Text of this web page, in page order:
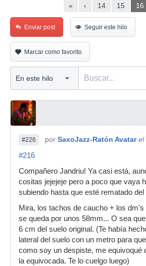
« ‹ 14 15 16
Enviar post Seguir este hilo
Marcar como favorito
#226 por SaxoJazz-Ratón Avatar el
#216
Compañero Jandriu! Ya casi está,
cositas jejejeje pero a poco que vaya
subiendo hasta que esté rematado del
Mira, los tachos de caucho + los
se queda por unos 58mm... O sea
6 cm del suelo original. (Te había
lateral del suelo con un metro para
como soy un despiste, me equivoqué
la equivocada. Te lo cuelgo luego)